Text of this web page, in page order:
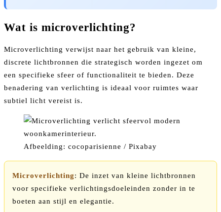
Wat is microverlichting?
Microverlichting verwijst naar het gebruik van kleine,
discrete lichtbronnen die strategisch worden ingezet om
een specifieke sfeer of functionaliteit te bieden. Deze
benadering van verlichting is ideaal voor ruimtes waar
subtiel licht vereist is.
Afbeelding: cocoparisienne / Pixabay
Microverlichting: De inzet van kleine lichtbronnen
voor specifieke verlichtingsdoeleinden zonder in te
boeten aan stijl en elegantie.